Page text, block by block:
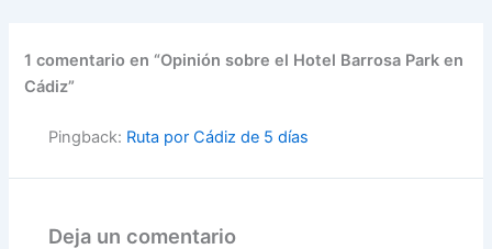
1 comentario en “Opinión sobre el Hotel Barrosa Park en
Cádiz”
Pingback: Ruta por Cádiz de 5 días
Deja un comentario